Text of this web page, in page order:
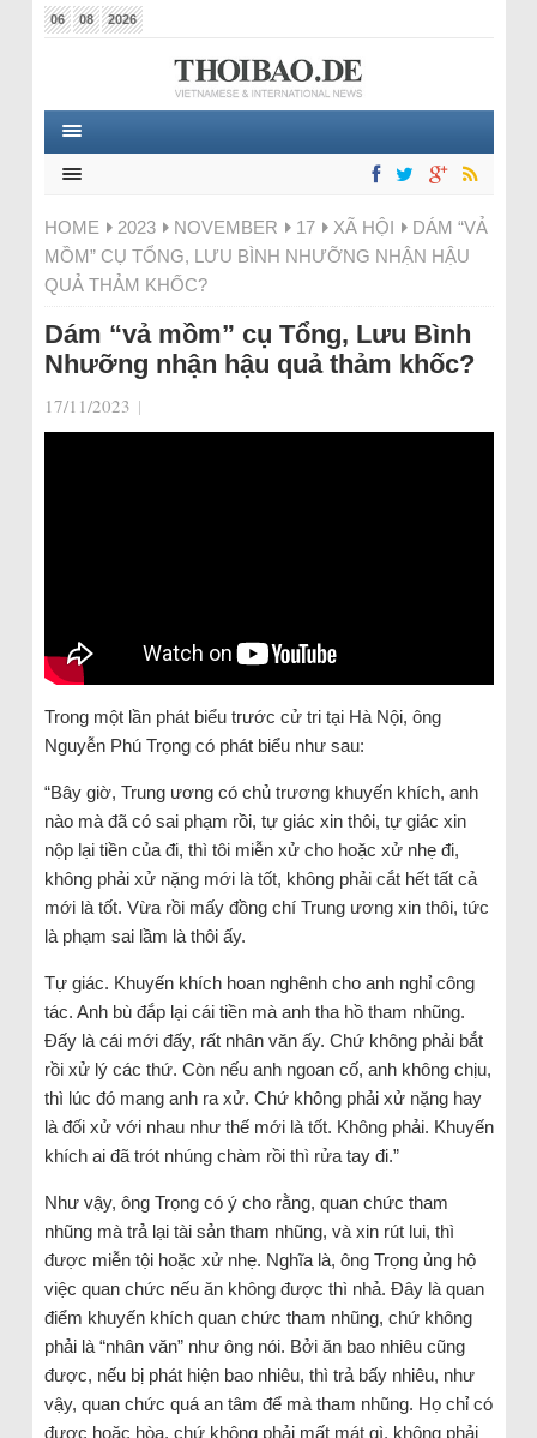
06 08 2026
HOME 2023 NOVEMBER 17 XÃ HỘI
DÁM “VẢ
MỒM” CỤ TỔNG, LƯU BÌNH NHƯỠNG NHẬN HẬU
QUẢ THẢM KHỐC?
Dám “vả mồm” cụ Tổng, Lưu Bình
Nhưỡng nhận hậu quả thảm khốc?
17/11/2023 |
Trong một lần phát biểu trước cử tri tại Hà Nội, ông
Nguyễn Phú Trọng có phát biểu như sau:
“Bây giờ, Trung ương có chủ trương khuyến khích, anh
nào mà đã có sai phạm rồi, tự giác xin thôi, tự giác xin
nộp lại tiền của đi, thì tôi miễn xử cho hoặc xử nhẹ đi,
không phải xử nặng mới là tốt, không phải cắt hết tất cả
mới là tốt. Vừa rồi mấy đồng chí Trung ương xin thôi, tức
là phạm sai lầm là thôi ấy.
Tự giác. Khuyến khích hoan nghênh cho anh nghỉ công
tác. Anh bù đắp lại cái tiền mà anh tha hồ tham nhũng.
Đấy là cái mới đấy, rất nhân văn ấy. Chứ không phải bắt
rồi xử lý các thứ. Còn nếu anh ngoan cố, anh không chịu,
thì lúc đó mang anh ra xử. Chứ không phải xử nặng hay
là đối xử với nhau như thế mới là tốt. Không phải. Khuyến
khích ai đã trót nhúng chàm rồi thì rửa tay đi.”
Như vậy, ông Trọng có ý cho rằng, quan chức tham
nhũng mà trả lại tài sản tham nhũng, và xin rút lui, thì
được miễn tội hoặc xử nhẹ. Nghĩa là, ông Trọng ủng hộ
việc quan chức nếu ăn không được thì nhả. Đây là quan
điểm khuyến khích quan chức tham nhũng, chứ không
phải là “nhân văn” như ông nói. Bởi ăn bao nhiêu cũng
được, nếu bị phát hiện bao nhiêu, thì trả bấy nhiêu, như
vậy, quan chức quá an tâm để mà tham nhũng. Họ chỉ có
được hoặc hòa, chứ không phải mất mát gì, không phải